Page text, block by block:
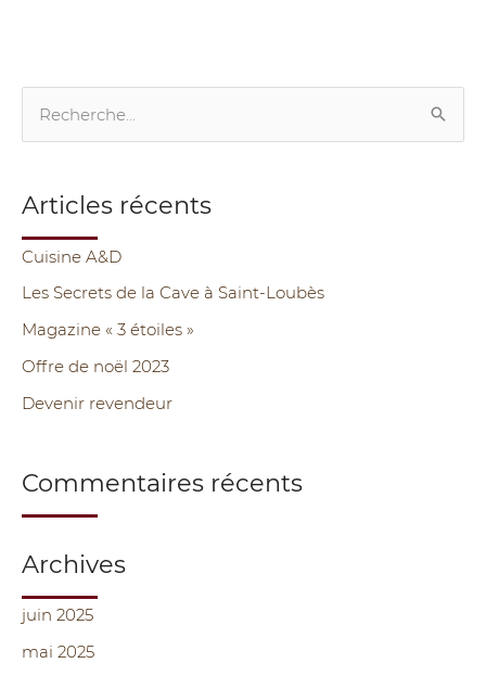
h
e
r
e
r
:
Articles récents
Cuisine A&D
Les Secrets de la Cave à Saint-Loubès
Magazine « 3 étoiles »
Offre de noël 2023
Devenir revendeur
Commentaires récents
Archives
juin 2025
mai 2025